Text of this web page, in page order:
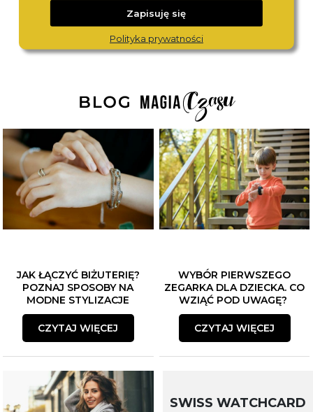
JAK ŁĄCZYĆ BIŻUTERIĘ?
POZNAJ SPOSOBY NA
MODNE STYLIZACJE
CZYTAJ WIĘCEJ
WYBÓR PIERWSZEGO
ZEGARKA DLA DZIECKA. CO
WZIĄĆ POD UWAGĘ?
CZYTAJ WIĘCEJ
SWISS WATCHCARD
Zapisuję się
Polityka prywatności